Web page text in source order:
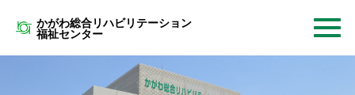
かがわ総合リハビリテーション
福祉センター